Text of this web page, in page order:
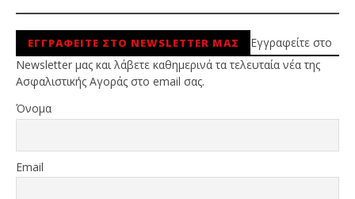
ΕΓΓΡΑΦΕΙΤΕ ΣΤΟ NEWSLETTER ΜΑΣ
Εγγραφείτε στο
Newsletter μας και λάβετε καθημερινά τα τελευταία νέα της
Ασφαλιστικής Αγοράς στο email σας.
Όνομα
Email